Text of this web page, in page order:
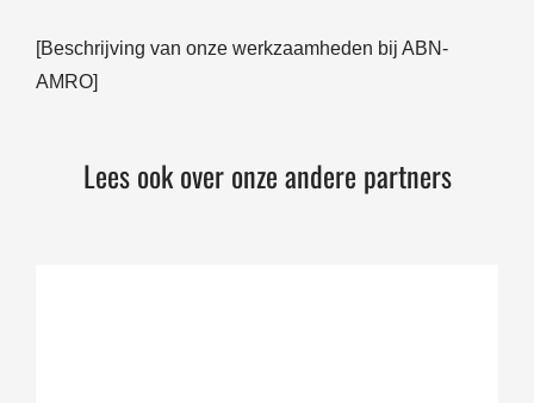
[Beschrijving van onze werkzaamheden bij ABN-
AMRO]
Lees ook over onze andere partners